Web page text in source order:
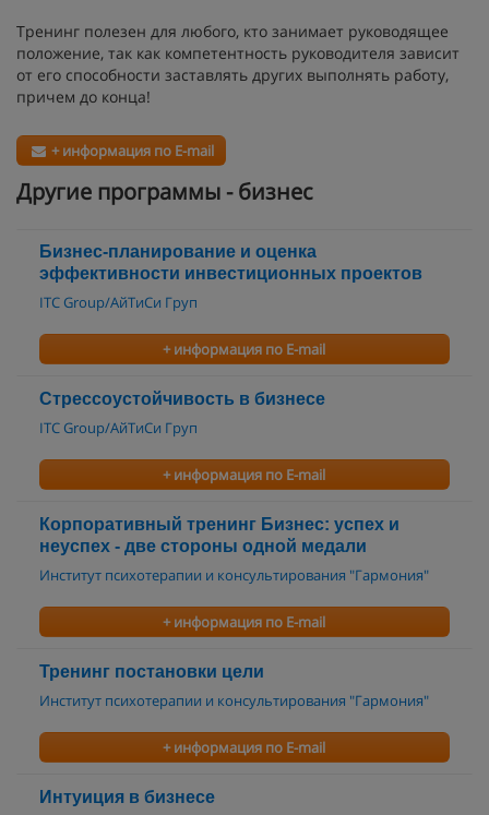
Тренинг полезен для любого, кто занимает руководящее
положение, так как компетентность руководителя зависит
от его способности заставлять других выполнять работу,
причем до конца!
+ информация по E-mail
Другие программы - бизнес
Бизнес-планирование и оценка
эффективности инвестиционных проектов
ITC Group/АйТиСи Груп
+ информация по E-mail
Стрессоустойчивость в бизнесе
ITC Group/АйТиСи Груп
+ информация по E-mail
Корпоративный тренинг Бизнес: успех и
неуспех - две стороны одной медали
Институт психотерапии и консультирования "Гармония"
+ информация по E-mail
Тренинг постановки цели
Институт психотерапии и консультирования "Гармония"
+ информация по E-mail
Интуиция в бизнесе